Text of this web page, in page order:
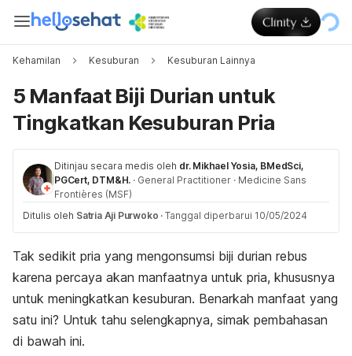
Kehamilan Kesuburan Kesuburan Lainnya
5 Manfaat Biji Durian untuk
Tingkatkan Kesuburan Pria
Ditinjau secara medis oleh dr. Mikhael Yosia, BMedSci,
PGCert, DTM&H. · General Practitioner · Medicine Sans
Frontières (MSF)
Ditulis oleh Satria Aji Purwoko · Tanggal diperbarui 10/05/2024
Tak sedikit pria yang mengonsumsi biji durian rebus
karena percaya akan manfaatnya untuk pria, khususnya
untuk meningkatkan kesuburan. Benarkah manfaat yang
satu ini? Untuk tahu selengkapnya, simak pembahasan
di bawah ini.